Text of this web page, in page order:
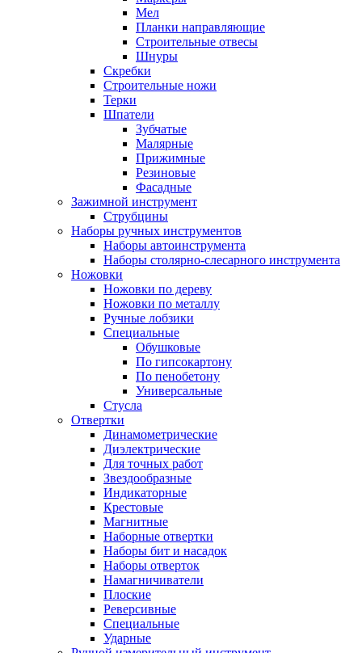
Мел
Планки направляющие
Строительные отвесы
Шнуры
Скребки
Строительные ножи
Терки
Шпатели
Зубчатые
Малярные
Прижимные
Резиновые
Фасадные
Зажимной инструмент
Струбцины
Наборы ручных инструментов
Наборы автоинструмента
Наборы столярно-слесарного инструмента
Ножовки
Ножовки по дереву
Ножовки по металлу
Ручные лобзики
Специальные
Обушковые
По гипсокартону
По пенобетону
Универсальные
Стусла
Отвертки
Динамометрические
Диэлектрические
Для точных работ
Звездообразные
Индикаторные
Крестовые
Магнитные
Наборные отвертки
Наборы бит и насадок
Наборы отверток
Намагничиватели
Плоские
Реверсивные
Специальные
Ударные